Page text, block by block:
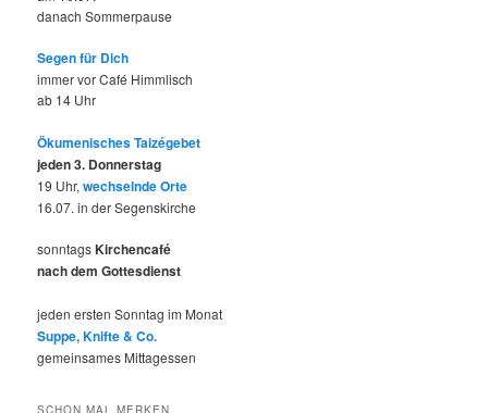
danach Sommerpause
Segen für Dich
immer vor Café Himmlisch
ab 14 Uhr
Ökumenisches Taizégebet
jeden 3. Donnerstag
19 Uhr,wechselnde Orte
16.07. in der Segenskirche
sonntagsKirchencafé
nach dem Gottesdienst
jeden ersten Sonntag im Monat
Suppe, Knifte & Co.
gemeinsames Mittagessen
SCHON MAL MERKEN